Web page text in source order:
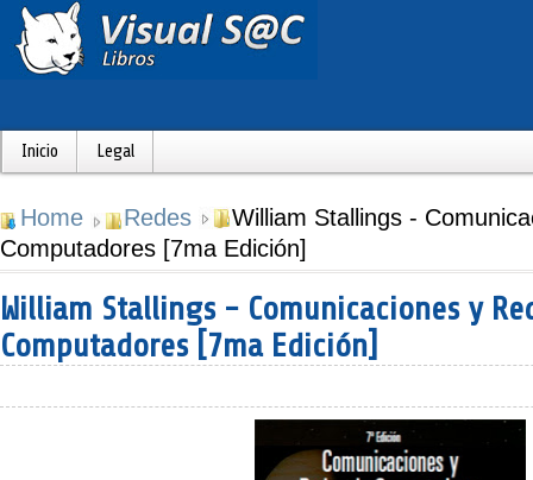
Inicio Legal
Home Redes
William Stallings -
Computadores [7ma Edición]
William Stallings - Comunicaciones y
Computadores [7ma Edición]